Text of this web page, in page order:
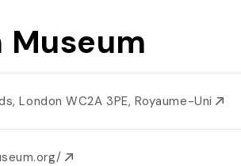
London WC2A 3PE, Royaume-Uni